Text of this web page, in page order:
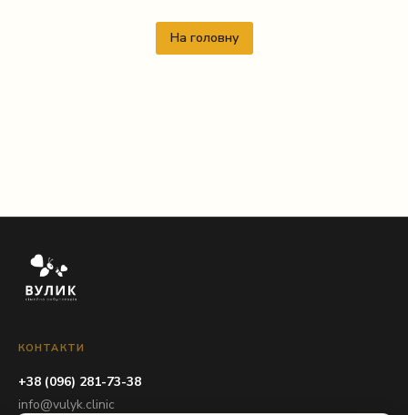
На головну
КОНТАКТИ
+38 (096) 281-73-38
info@vulyk.clinic